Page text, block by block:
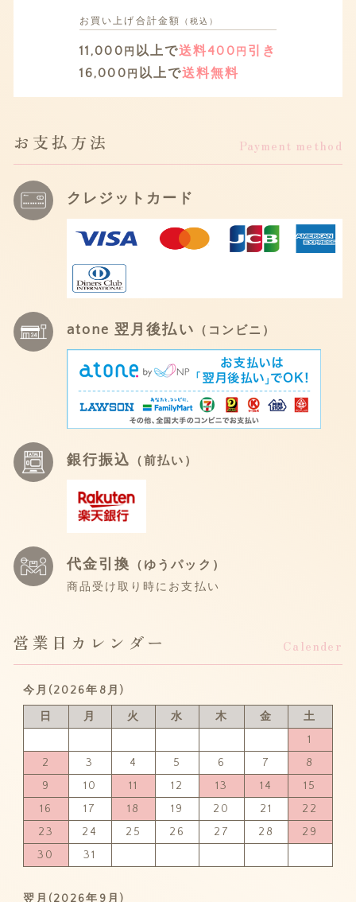
お買い上げ 合計金額 （税込）
11,000 円 以上で送料400 円 引き
16,000 円 以上で送料無料
お支払方法 Payment method
クレジットカード
atone 翌月後払い （コンビニ）
銀行振込 （前払い）
代金引換 （ゆうパック）
商品受け取り時にお支払い
営業日カレンダー Calender
今月(2026年8月)
日 月 火 水 木 金
土
1
2
3 4 5 6 7
8
9
10 11 12 13 14
15
16
17 18 19 20 21
22
23
24 25 26 27 28
29
30
31
翌月(2026年9月)